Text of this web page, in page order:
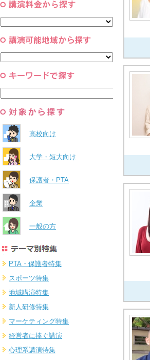
すべて
コーチング・メンタルヘルス・人
スポーツ
すべて
高校向け
大学・短大向け
保護者・PTA
企業
一般の方
PTA・保護者特集
スポーツ特集
地域講演特集
新人研修特集
マーケティング特集
経営者に捧ぐ講演
心理系講演特集